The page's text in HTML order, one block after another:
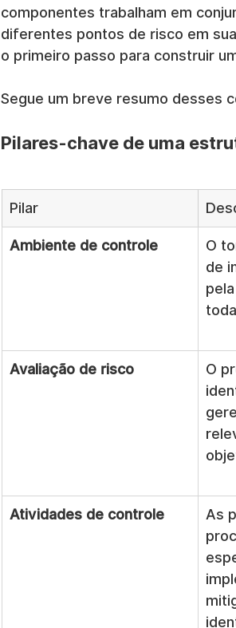
componentes trabalham em
diferentes pontos de risco em
o primeiro passo para construir
Segue um breve resumo desses
Pilares-chave de uma
Pilar
Ambiente de controle
O
de
Avaliação de risco
O
Atividades de controle
As